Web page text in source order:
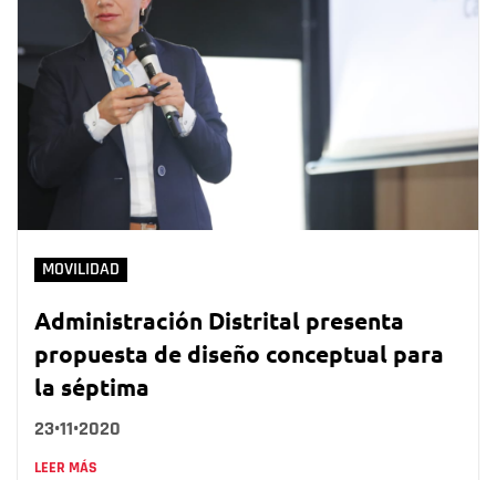
MOVILIDAD
Administración Distrital presenta
propuesta de diseño conceptual para
la séptima
23•11•2020
LEER MÁS